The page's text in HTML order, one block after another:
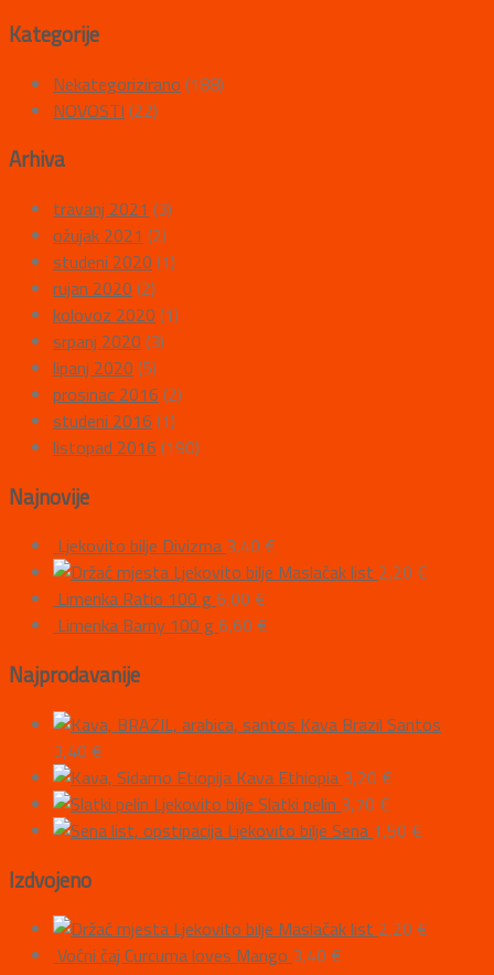
Kategorije
Nekategorizirano (188)
NOVOSTI (22)
Arhiva
travanj 2021 (3)
ožujak 2021 (2)
studeni 2020 (1)
rujan 2020 (2)
kolovoz 2020 (1)
srpanj 2020 (3)
lipanj 2020 (5)
prosinac 2016 (2)
studeni 2016 (1)
listopad 2016 (190)
Najnovije
Ljekovito bilje Divizma 3,40 €
Ljekovito bilje Maslačak list 2,20 €
Limenka Ratio 100 g 6,00 €
Limenka Barny 100 g 6,60 €
Najprodavanije
Kava Brazil Santos
3,40 €
Kava Ethiopia 3,20 €
Ljekovito bilje Slatki pelin 3,70 €
Ljekovito bilje Sena 1,50 €
Izdvojeno
Ljekovito bilje Maslačak list 2,20 €
Voćni čaj Curcuma loves Mango 3,40 €